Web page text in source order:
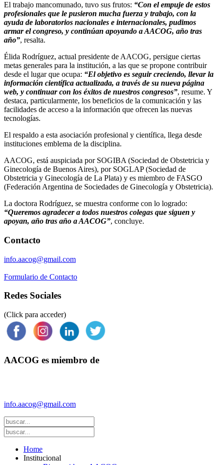
El trabajo mancomunado, tuvo sus frutos: “Con el empuje de estos
profesionales que le pusieron mucha fuerza y trabajo, con la
ayuda de laboratorios nacionales e internacionales, pudimos
armar el congreso, y continúan apoyando a AACOG, año tras
año”, resalta.
Élida Rodríguez, actual presidente de AACOG, persigue ciertas
metas generales para la institución, a las que se propone contribuir
desde el lugar que ocupa: “El objetivo es seguir creciendo, llevar la
información científica actualizada, a través de su nueva página
web, y continuar con los éxitos de nuestros congresos”, resume. Y
destaca, particularmente, los beneficios de la comunicación y las
facilidades de acceso a la información que ofrecen las nuevas
tecnologías.
El respaldo a esta asociación profesional y científica, llega desde
instituciones emblema de la disciplina.
AACOG, está auspiciada por SOGIBA (Sociedad de Obstetricia y
Ginecología de Buenos Aires), por SOGLAP (Sociedad de
Obstetricia y Ginecología de La Plata) y es miembro de FASGO
(Federación Argentina de Sociedades de Ginecología y Obstetricia).
La doctora Rodríguez, se muestra conforme con lo logrado:
“Queremos agradecer a todos nuestros colegas que siguen y
apoyan, año tras año a AACOG”, concluye.
Contacto
info.aacog@gmail.com
Formulario de Contacto
Redes Sociales
(Click para acceder)
AACOG es miembro de
info.aacog@gmail.com
Home
Institucional